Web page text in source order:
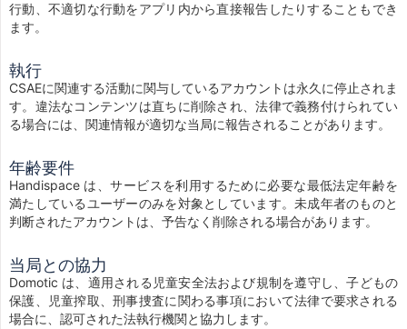
行動、不適切な行動をアプリ内から直接報告したりすることもでき
ます。
執行
CSAEに関連する活動に関与しているアカウントは永久に停止されま
す。違法なコンテンツは直ちに削除され、法律で義務付けられてい
る場合には、関連情報が適切な当局に報告されることがあります。
年齢要件
Handispace は、サービスを利用するために必要な最低法定年齢を
満たしているユーザーのみを対象としています。未成年者のものと
判断されたアカウントは、予告なく削除される場合があります。
当局との協力
Domotic は、適用される児童安全法および規制を遵守し、子どもの
保護、児童搾取、刑事捜査に関わる事項において法律で要求される
場合に、認可された法執行機関と協力します。